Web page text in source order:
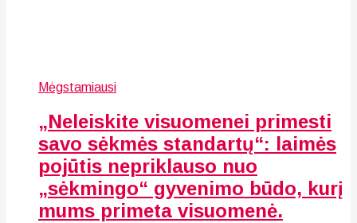
Mėgstamiausi
„Neleiskite visuomenei primesti
savo sėkmės standartų“: laimės
pojūtis nepriklauso nuo
„sėkmingo“ gyvenimo būdo, kurį
mums primeta visuomenė.